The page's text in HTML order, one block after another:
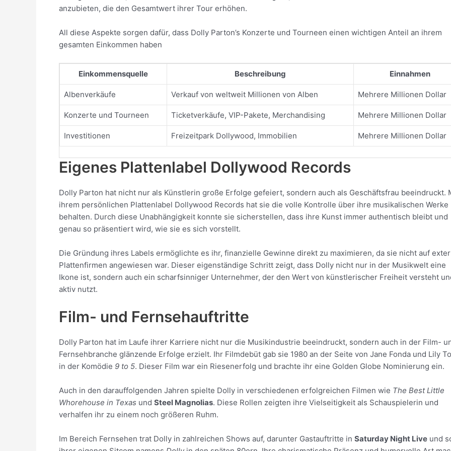
anzubieten, die den Gesamtwert ihrer Tour erhöhen.
All diese Aspekte sorgen dafür, dass Dolly Parton’s Konzerte und Tourneen einen wichtigen Anteil an ihrem
gesamten Einkommen haben
Einkommensquelle Beschreibung Einnahmen
Albenverkäufe Verkauf von weltweit Millionen von Alben Mehrere Millionen Dollar
Konzerte und Tourneen Ticketverkäufe, VIP-Pakete, Merchandising Mehrere Millionen Dollar
Investitionen Freizeitpark Dollywood, Immobilien Mehrere Millionen Dollar
Eigenes Plattenlabel Dollywood Records
Dolly Parton hat nicht nur als Künstlerin große Erfolge gefeiert, sondern auch als Geschäftsfrau beeindruckt.
ihrem persönlichen Plattenlabel Dollywood Records hat sie die volle Kontrolle über ihre musikalischen Werke
behalten. Durch diese Unabhängigkeit konnte sie sicherstellen, dass ihre Kunst immer authentisch bleibt und
genau so präsentiert wird, wie sie es sich vorstellt.
Die Gründung ihres Labels ermöglichte es ihr, finanzielle Gewinne direkt zu maximieren, da sie nicht auf
Plattenfirmen angewiesen war. Dieser eigenständige Schritt zeigt, dass Dolly nicht nur in der Musikwelt eine
Ikone ist, sondern auch ein scharfsinniger Unternehmer, der den Wert von künstlerischer Freiheit versteht
aktiv nutzt.
Film- und Fernsehauftritte
Dolly Parton hat im Laufe ihrer Karriere nicht nur die Musikindustrie beeindruckt, sondern auch in der Film-
Fernsehbranche glänzende Erfolge erzielt. Ihr Filmdebüt gab sie 1980 an der Seite von Jane Fonda und Lily
in der Komödie 9 to 5. Dieser Film war ein Riesenerfolg und brachte ihr eine Golden Globe Nominierung ein.
Auch in den darauffolgenden Jahren spielte Dolly in verschiedenen erfolgreichen Filmen wie The Best Little
Whorehouse in Texas und Steel Magnolias. Diese Rollen zeigten ihre Vielseitigkeit als Schauspielerin und
verhalfen ihr zu einem noch größeren Ruhm.
Im Bereich Fernsehen trat Dolly in zahlreichen Shows auf, darunter Gastauftritte in Saturday Night Live und